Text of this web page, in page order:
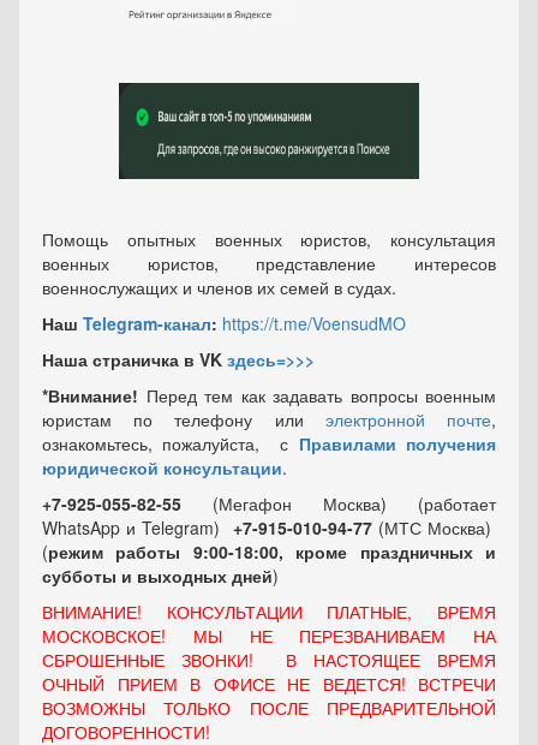
Помощь опытных военных юристов, консультация
военных юристов, представление интересов
военнослужащих и членов их семей в судах.
Наш Telegram-канал: https://t.me/VoensudMO
Наша страничка в VK здесь=>>>
*Внимание! Перед тем как задавать вопросы военным
юристам по телефону или электронной почте,
ознакомьтесь, пожалуйста, с Правилами получения
юридической консультации.
+7-925-055-82-55 (Мегафон Москва) (работает
WhatsApp и Telegram) +7-915-010-94-77 (МТС Москва)
(режим работы 9:00-18:00, кроме праздничных и
субботы и выходных дней)
ВНИМАНИЕ! КОНСУЛЬТАЦИИ ПЛАТНЫЕ, ВРЕМЯ
МОСКОВСКОЕ! МЫ НЕ ПЕРЕЗВАНИВАЕМ НА
СБРОШЕННЫЕ ЗВОНКИ! В НАСТОЯЩЕЕ ВРЕМЯ
ОЧНЫЙ ПРИЕМ В ОФИСЕ НЕ ВЕДЕТСЯ! ВСТРЕЧИ
ВОЗМОЖНЫ ТОЛЬКО ПОСЛЕ ПРЕДВАРИТЕЛЬНОЙ
ДОГОВОРЕННОСТИ!